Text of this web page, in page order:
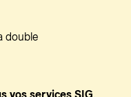
double